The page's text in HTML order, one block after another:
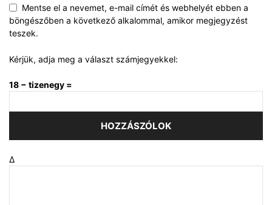
Mentse el a nevemet, e-mail címét és webhelyét ebben a
böngészőben a következő alkalommal, amikor megjegyzést
teszek.
Kérjük, adja meg a választ számjegyekkel:
18 − tizenegy =
Δ